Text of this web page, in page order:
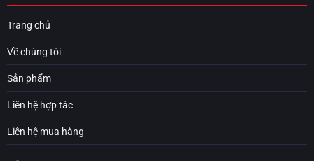
Trang chủ
Về chúng tôi
Sản phẩm
Liên hệ hợp tác
Liên hệ mua hàng